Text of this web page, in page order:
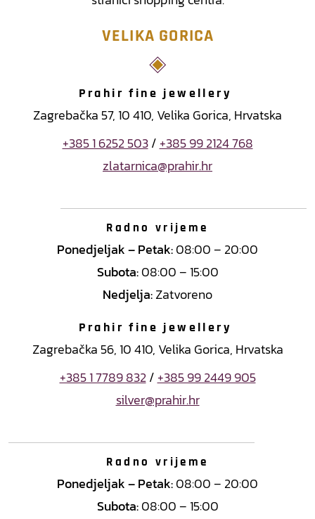
VELIKA GORICA
Prahir fine jewellery
Zagrebačka 57, 10 410, Velika Gorica, Hrvatska
+385 1 6252 503/+385 99 2124 768
zlatarnica@prahir.hr
Radno vrijeme
Ponedjeljak – Petak:08:00 – 20:00
Subota:08:00 – 15:00
Nedjelja:Zatvoreno
Prahir fine jewellery
Zagrebačka 56, 10 410, Velika Gorica, Hrvatska
+385 1 7789 832/+385 99 2449 905
silver@prahir.hr
Radno vrijeme
Ponedjeljak – Petak:08:00 – 20:00
Subota:08:00 – 15:00